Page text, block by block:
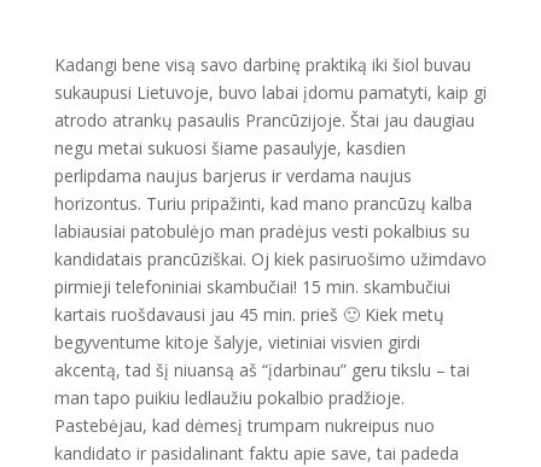
Kadangi bene visą savo darbinę praktiką iki šiol buvau
sukaupusi Lietuvoje, buvo labai įdomu pamatyti, kaip gi
atrodo atrankų pasaulis Prancūzijoje. Štai jau daugiau
negu metai sukuosi šiame pasaulyje, kasdien
perlipdama naujus barjerus ir verdama naujus
horizontus. Turiu pripažinti, kad mano prancūzų kalba
labiausiai patobulėjo man pradėjus vesti pokalbius su
kandidatais prancūziškai. Oj kiek pasiruošimo užimdavo
pirmieji telefoniniai skambučiai! 15 min. skambučiui
kartais ruošdavausi jau 45 min. prieš 🙂 Kiek metų
begyventume kitoje šalyje, vietiniai visvien girdi
akcentą, tad šį niuansą aš “įdarbinau” geru tikslu – tai
man tapo puikiu ledlaužiu pokalbio pradžioje.
Pastebėjau, kad dėmesį trumpam nukreipus nuo
kandidato ir pasidalinant faktu apie save, tai padeda